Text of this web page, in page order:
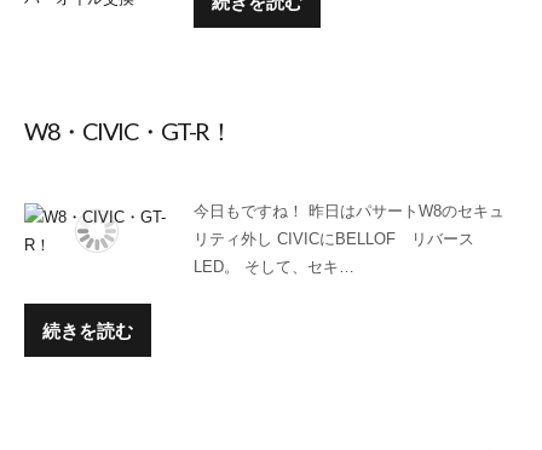
W8・CIVIC・GT-R！
今日もですね！ 昨日はパサートW8のセキュ
リティ外し CIVICにBELLOF リバース
LED。 そして、セキ…
続きを読む